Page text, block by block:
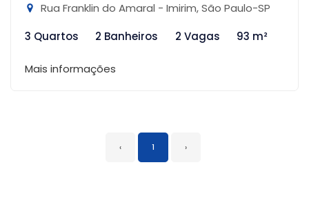
Rua Franklin do Amaral - Imirim, São Paulo-SP
3 Quartos
2 Banheiros 2 Vagas 93 m²
Mais informações
‹ 1 ›